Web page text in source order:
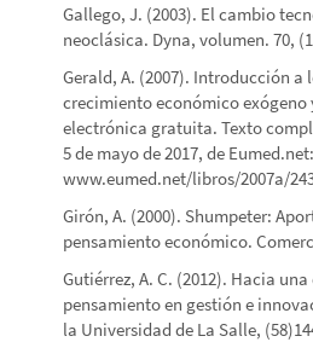
Gallego, J. (2003). El cambio
neoclásica. Dyna, volumen. 70,
Gerald, A. (2007). Introducción a
crecimiento económico exógeno
electrónica gratuita. Texto
5 de mayo de 2017, de Eumed.net:
www.eumed.net/libros/2007a/
Girón, A. (2000). Shumpeter:
pensamiento económico.
Gutiérrez, A. C. (2012). Hacia
pensamiento en gestión e
la Universidad de La Salle,